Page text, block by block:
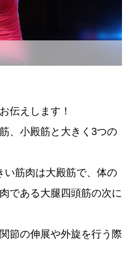
伝えします！
、小殿筋と大きく3つの
い筋肉は大殿筋で、体の
である大腿四頭筋の次に
節の伸展や外旋を行う際